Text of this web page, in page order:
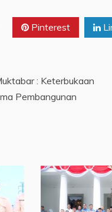
Pinterest
: Keterbukaan
Pembangunan